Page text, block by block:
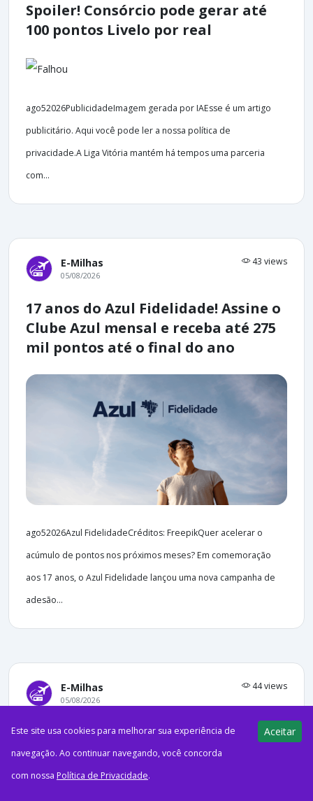
Spoiler! Consórcio pode gerar até
100 pontos Livelo por real
ago52026PublicidadeImagem gerada por IAEsse é um artigo
publicitário. Aqui você pode ler a nossa política de
privacidade.A Liga Vitória mantém há tempos uma parceria
com...
E-Milhas 43 views
05/08/2026
17 anos do Azul Fidelidade! Assine o
Clube Azul mensal e receba até 275
mil pontos até o final do ano
ago52026Azul FidelidadeCréditos: FreepikQuer acelerar o
acúmulo de pontos nos próximos meses? Em comemoração
aos 17 anos, o Azul Fidelidade lançou uma nova campanha de
adesão...
E-Milhas 44 views
05/08/2026
TAP Miles&Go passa a permitir
acúmulo de milhas em reservas no
Airbnb
Este site usa cookies para melhorar sua experiência de
navegação. Ao continuar navegando, você concorda
com nossa Política de Privacidade.
Aceitar